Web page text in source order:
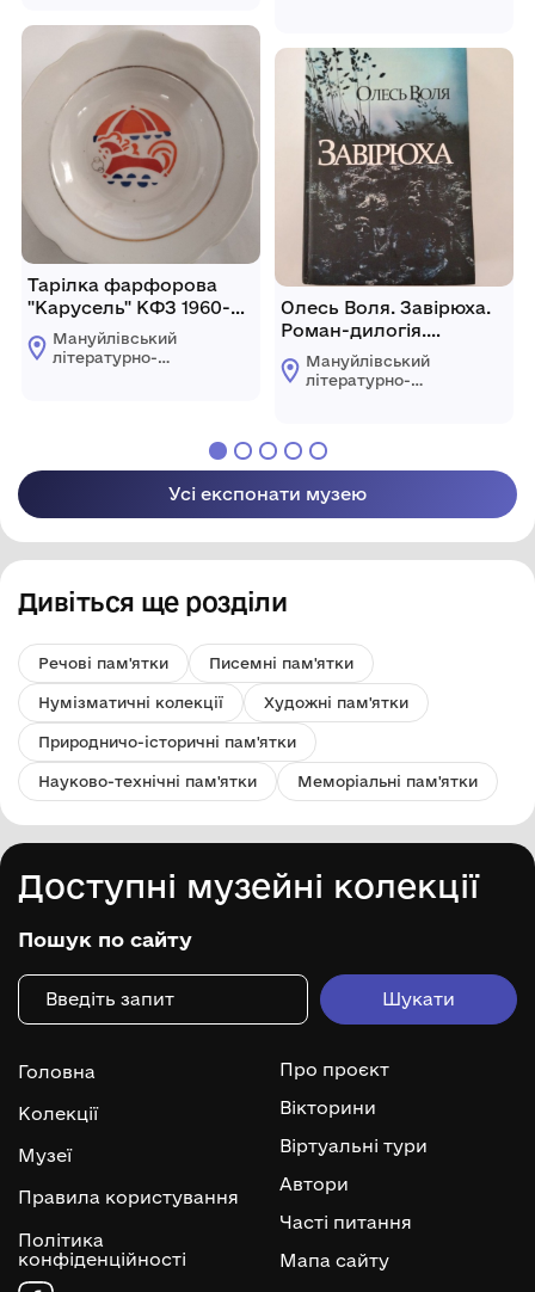
Тарілка фарфорова
"Карусель" КФЗ 1960-
1990рр.
Мануйлівський
літературно-
Олесь Воля. Завірюха.
Роман-дилогія.
Київ.2020
Мануйлівський
літературно-
Усі експонати музею
Дивіться ще розділи
Речові пам'ятки Писемні пам'ятки
Нумізматичні колекції Художні пам'ятки
Природничо-історичні пам'ятки
Науково-технічні пам'ятки Меморіальні пам'ятки
Доступні музейні колекції
Пошук по сайту
Головна
Колекції
Музеї
Правила користування
Політика
конфіденційності
Про проєкт
Вікторини
Віртуальні тури
Автори
Часті питання
Мапа сайту